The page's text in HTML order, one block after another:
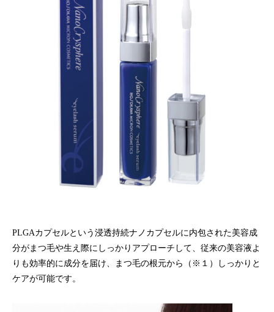
PLGAカプセルという浸透持続ナノカプセルに内包された美容成
分がまつ毛や生え際にしっかりアプローチして、従来の美容液よ
りも効率的に成分を届け、まつ毛の根元から（※１）しっかりと
ケアが可能です。